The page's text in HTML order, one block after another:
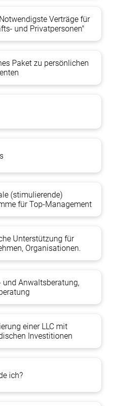
Verträge für
und Privatpersonen"
Paket zu persönlichen
(stimulierende)
für Top-Management
Unterstützung für
Organisationen.
und Anwaltsberatung,
einer LLC mit
Investitionen
ich?